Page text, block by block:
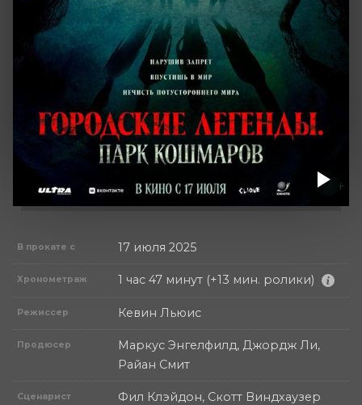
В прокате с 17 июля 2025
Хронометраж 1 час 47 минут (+13 мин. ролики)
Режиссер Кевин Льюис
Продюсер
Маркус Энгелфилд, Джордж Ли,
Райан Смит
Сценарист Фил Клэйдон, Скотт Виндхаузер